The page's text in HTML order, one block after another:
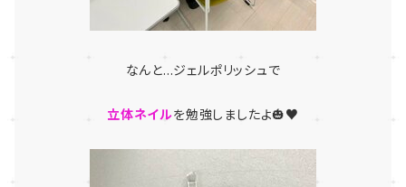
なんと...ジェルポリッシュで
立体ネイルを勉強しましたよ🎃♥